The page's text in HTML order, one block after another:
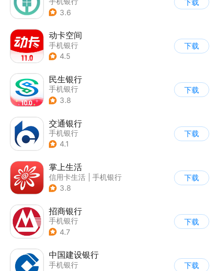
3.6
下载
动卡空间
手机银行
4.5
下载
民生银行
手机银行
3.8
下载
交通银行
手机银行
4.1
下载
掌上生活
信用卡生活
手机银行
3.8
下载
招商银行
手机银行
4.7
下载
中国建设银行
手机银行
下载